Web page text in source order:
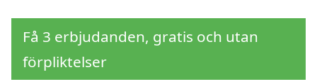
Få 3 erbjudanden, gratis och utan
förpliktelser